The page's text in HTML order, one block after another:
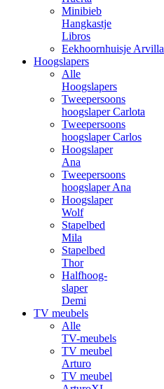
Minibieb
Hangkastje
Libros
Eekhoornhuisje Arvilla
Hoogslapers
Alle
Hoogslapers
Tweepersoons
hoogslaper Carlota
Tweepersoons
hoogslaper Carlos
Hoogslaper
Ana
Tweepersoons
hoogslaper Ana
Hoogslaper
Wolf
Stapelbed
Mila
Stapelbed
Thor
Halfhoog-
slaper
Demi
TV meubels
Alle
TV-meubels
TV meubel
Arturo
TV meubel